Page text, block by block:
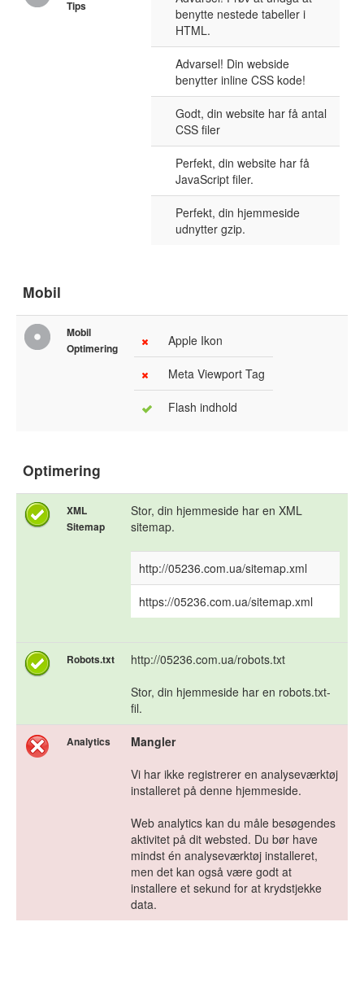
Tips
benytte nestede tabeller i
HTML.
Advarsel! Din webside
benytter inline CSS kode!
Godt, din website har få antal
CSS filer
Perfekt, din website har få
JavaScript filer.
Perfekt, din hjemmeside
udnytter gzip.
Mobil
Mobil
Optimering
Apple Ikon
Meta Viewport Tag
Flash indhold
Optimering
XML
Sitemap
Stor, din hjemmeside har en XML
sitemap.
http://05236.com.ua/sitemap.xml
https://05236.com.ua/sitemap.xml
Robots.txt
http://05236.com.ua/robots.txt
Stor, din hjemmeside har en robots.txt-
fil.
Analytics
Mangler
Vi har ikke registrerer en analyseværktøj
installeret på denne hjemmeside.
Web analytics kan du måle besøgendes
aktivitet på dit websted. Du bør have
mindst én analyseværktøj installeret,
men det kan også være godt at
installere et sekund for at krydstjekke
data.